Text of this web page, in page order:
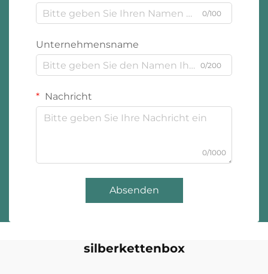
0/100
Unternehmensname
0/200
Nachricht
0/1000
Absenden
silberkettenbox